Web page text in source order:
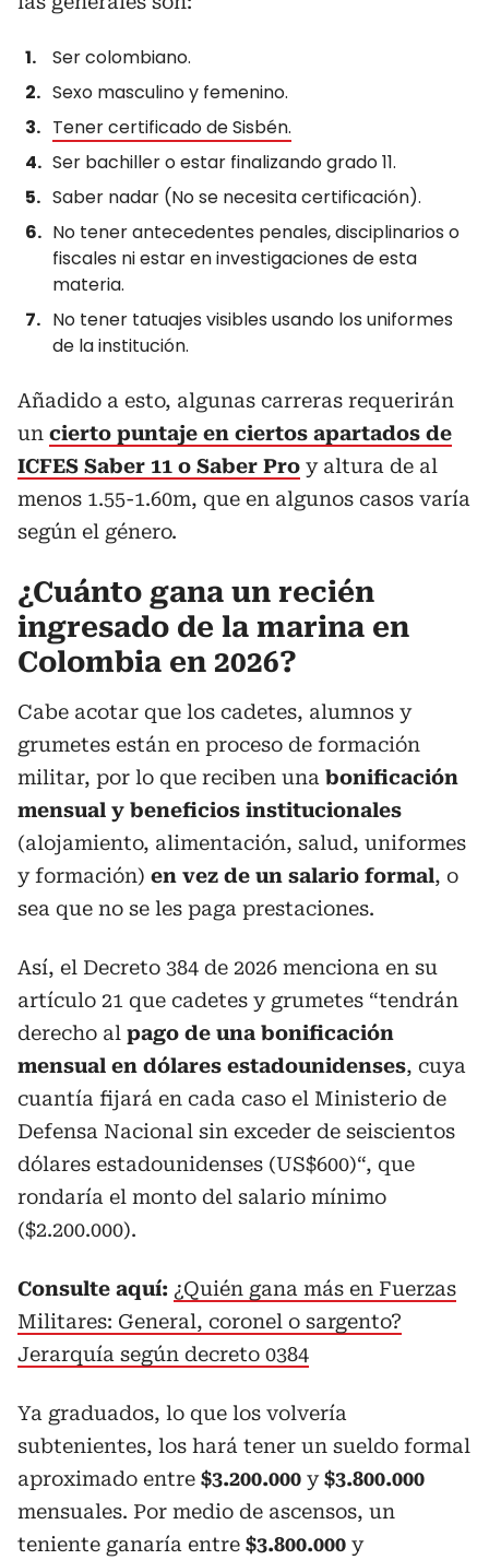
Ser colombiano.
Sexo masculino y femenino.
Tener certificado de Sisbén.
Ser bachiller o estar finalizando grado 11.
Saber nadar (No se necesita certificación).
No tener antecedentes penales, disciplinarios o
fiscales ni estar en investigaciones de esta
materia.
No tener tatuajes visibles usando los uniformes
de la institución.
Añadido a esto, algunas carreras requerirán
un cierto puntaje en ciertos apartados de
ICFES Saber 11 o Saber Pro y altura de al
menos 1.55-1.60m, que en algunos casos varía
según el género.
¿Cuánto gana un recién
ingresado de la marina en
Colombia en 2026?
Cabe acotar que los cadetes, alumnos y
grumetes están en proceso de formación
militar, por lo que reciben una bonificación
mensual y beneficios institucionales
(alojamiento, alimentación, salud, uniformes
y formación) en vez de un salario formal, o
sea que no se les paga prestaciones.
Así, el Decreto 384 de 2026 menciona en su
artículo 21 que cadetes y grumetes “tendrán
derecho al pago de una bonificación
mensual en dólares estadounidenses, cuya
cuantía fijará en cada caso el Ministerio de
Defensa Nacional sin exceder de seiscientos
dólares estadounidenses (US$600)“, que
rondaría el monto del salario mínimo
($2.200.000).
Consulte aquí: ¿Quién gana más en Fuerzas
Militares: General, coronel o sargento?
Jerarquía según decreto 0384
Ya graduados, lo que los volvería
subtenientes, los hará tener un sueldo formal
aproximado entre $3.200.000 y$3.800.000
mensuales. Por medio de ascensos, un
teniente ganaría entre $3.800.000 y